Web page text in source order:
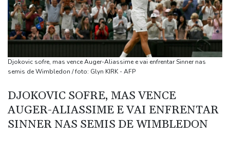
Atentados marcam primeiro dia do novo governo na Colômbia
Swiatek vence Kostyuk de virada e avança às quartas de final
WTA 1000 de Toronto
Turistas da Colômbia morrem em acidente de helicóptero no Rio
(imprensa)
Espanha inicia controle na fronteira com Itália após crise
migratória
Após renovar com Real Madrid, Vini joga com braçadeira de
capitão na vitória sobre o Ferencvaros
Djokovic sofre, mas vence Auger-Aliassime e vai enfrentar Sinner nas
semis de Wimbledon / foto: Glyn KIRK - AFP
DJOKOVIC SOFRE, MAS VENCE
AUGER-ALIASSIME E VAI ENFRENTAR
SINNER NAS SEMIS DE WIMBLEDON